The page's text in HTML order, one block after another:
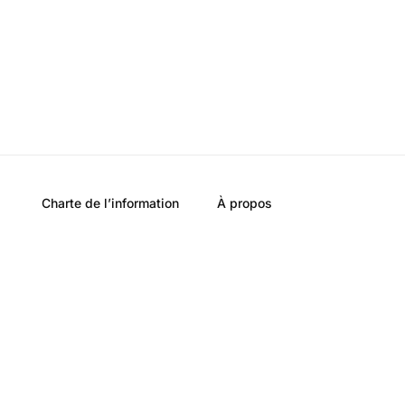
Charte de l’information À propos